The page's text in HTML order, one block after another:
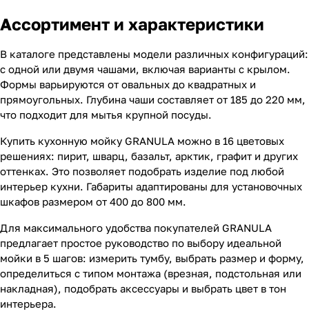
Ассортимент и характеристики
В каталоге представлены модели различных конфигураций:
с одной или двумя чашами, включая варианты с крылом.
Формы варьируются от овальных до квадратных и
прямоугольных. Глубина чаши составляет от 185 до 220 мм,
что подходит для мытья крупной посуды.
Купить кухонную мойку GRANULA можно в 16 цветовых
решениях: пирит, шварц, базальт, арктик, графит и других
оттенках. Это позволяет подобрать изделие под любой
интерьер кухни. Габариты адаптированы для установочных
шкафов размером от 400 до 800 мм.
Для максимального удобства покупателей GRANULA
предлагает простое руководство по выбору идеальной
мойки в 5 шагов: измерить тумбу, выбрать размер и форму,
определиться с типом монтажа (врезная, подстольная или
накладная), подобрать аксессуары и выбрать цвет в тон
интерьера.